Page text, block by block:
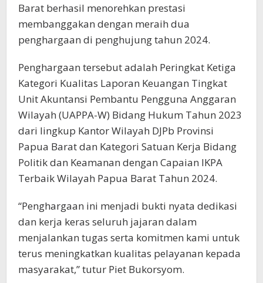
Barat berhasil menorehkan prestasi
membanggakan dengan meraih dua
penghargaan di penghujung tahun 2024.
Penghargaan tersebut adalah Peringkat Ketiga
Kategori Kualitas Laporan Keuangan Tingkat
Unit Akuntansi Pembantu Pengguna Anggaran
Wilayah (UAPPA-W) Bidang Hukum Tahun 2023
dari lingkup Kantor Wilayah DJPb Provinsi
Papua Barat dan Kategori Satuan Kerja Bidang
Politik dan Keamanan dengan Capaian IKPA
Terbaik Wilayah Papua Barat Tahun 2024.
“Penghargaan ini menjadi bukti nyata dedikasi
dan kerja keras seluruh jajaran dalam
menjalankan tugas serta komitmen kami untuk
terus meningkatkan kualitas pelayanan kepada
masyarakat,” tutur Piet Bukorsyom.